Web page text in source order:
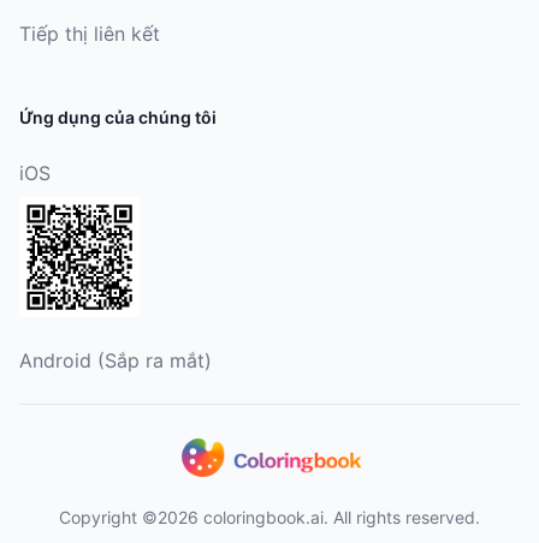
Tiếp thị liên kết
Ứng dụng của chúng tôi
iOS
Android (Sắp ra mắt)
Copyright ©2026 coloringbook.ai. All rights reserved.